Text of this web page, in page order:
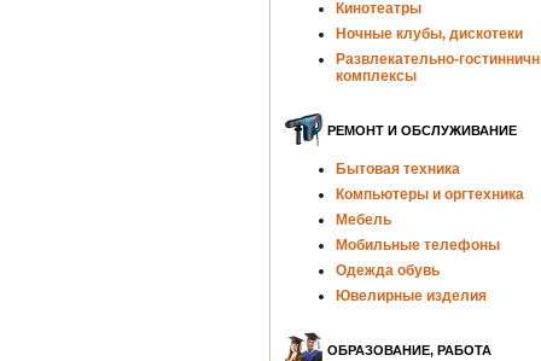
Кинотеатры
Ночные клубы, дискотеки
Развлекательно-
комплексы
РЕМОНТ И ОБСЛУЖИВАНИЕ
Бытовая техника
Компьютеры и оргтехника
Мебель
Мобильные телефоны
Одежда обувь
Ювелирные изделия
ОБРАЗОВАНИЕ, РАБОТА